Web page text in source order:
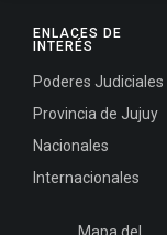
ENLACES DE
INTERÉS
Poderes Judiciales
Provincia de Jujuy
Nacionales
Internacionales